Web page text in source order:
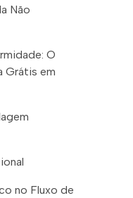
Não
O
Grátis em
no Fluxo de